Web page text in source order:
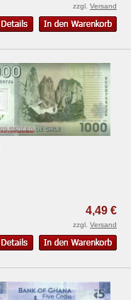
zzgl. Versand
4,49 €
zzgl. Versand